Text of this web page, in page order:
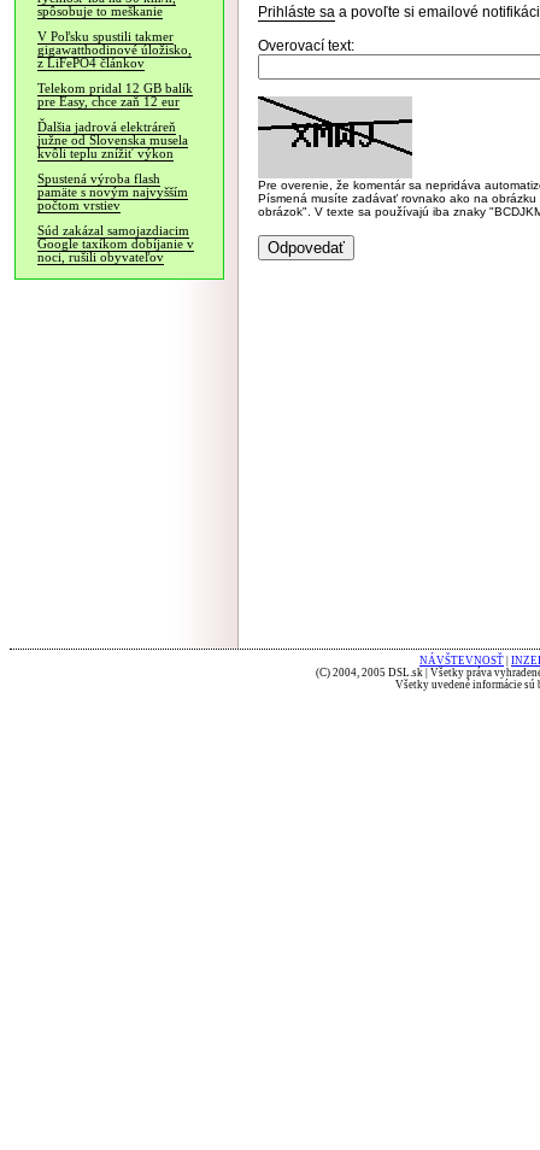
spôsobuje to meškanie
V Poľsku spustili takmer
gigawatthodinové úložisko,
z LiFePO4 článkov
Telekom pridal 12 GB balík
pre Easy, chce zaň 12 eur
Ďalšia jadrová elektráreň
južne od Slovenska musela
kvôli teplu znížiť výkon
Spustená výroba flash
pamäte s novým najvyšším
počtom vrstiev
Súd zakázal samojazdiacim
Google taxíkom dobíjanie v
noci, rušili obyvateľov
Prihláste sa a povoľte si emailové
Overovací text:
Pre overenie, že komentár sa nepridáva
Písmená musíte zadávať rovnako ako na
obrázok". V texte sa používajú iba znaky
NÁVŠTEVNOSŤ
(C) 2004, 2005 DSL.sk | Všetky práva
Všetky uvedené informácie sú